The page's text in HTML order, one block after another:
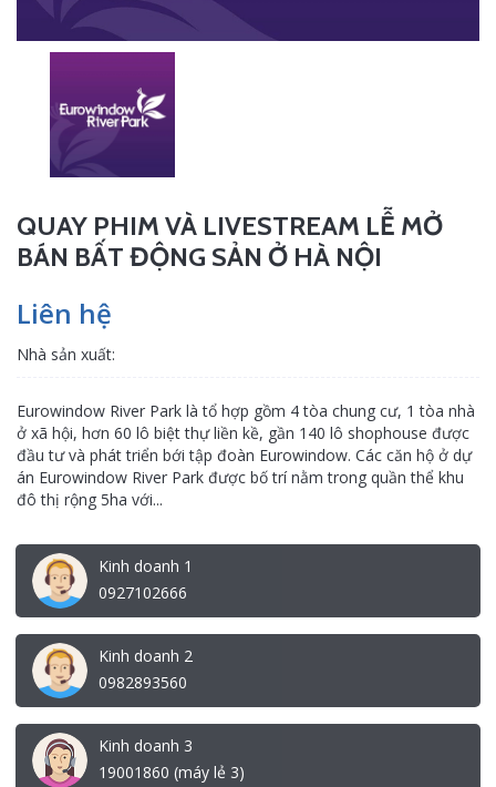
QUAY PHIM VÀ LIVESTREAM LỄ MỞ
BÁN BẤT ĐỘNG SẢN Ở HÀ NỘI
Liên hệ
Nhà sản xuất:
Eurowindow River Park là tổ hợp gồm 4 tòa chung cư, 1 tòa nhà
ở xã hội, hơn 60 lô biệt thự liền kề, gần 140 lô shophouse được
đầu tư và phát triển bới tập đoàn Eurowindow. Các căn hộ ở dự
án Eurowindow River Park được bố trí nằm trong quần thể khu
đô thị rộng 5ha với...
Kinh doanh 1
0927102666
Kinh doanh 2
0982893560
Kinh doanh 3
19001860 (máy lẻ 3)